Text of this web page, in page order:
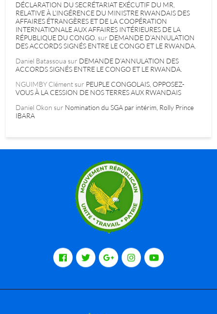
DÉCLARATION DU SECRÉTARIAT EXÉCUTIF DU MR,
RELATIVE À L’INGÉRENCE DU MINISTRE RWANDAIS DES
AFFAIRES ÉTRANGÈRES ET DE LA COOPÉRATION
INTERNATIONALE AUX AFFAIRES INTÉRIEURES DE LA
RÉPUBLIQUE DU CONGO. sur DEMANDE D’ANNULATION
DES ACCORDS SIGNÉS ENTRE LE CONGO ET LE RWANDA.
Daniel Batassoua sur DEMANDE D’ANNULATION DES
ACCORDS SIGNÉS ENTRE LE CONGO ET LE RWANDA.
NGUIMBY Clément sur PEUPLE CONGOLAIS, OPPOSEZ-
VOUS À LA CESSION DE NOS TERRES AUX RWANDAIS
Daniel Okon sur Nomination du SGA par intérim, Rolly Prince
IBARA